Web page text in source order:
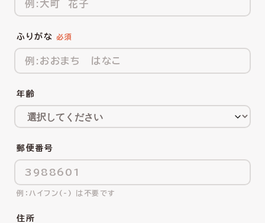
ふりがな
年齢
郵便番号
ハイフン(-) は不要です
住所